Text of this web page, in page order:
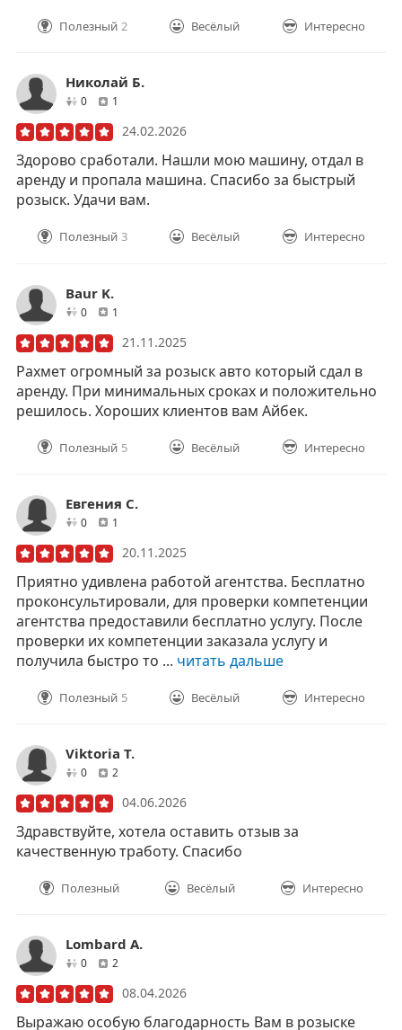
Полезный 2 Весёлый Интересно
Николай Б.
0друзей1
24.02.2026
Здорово сработали. Нашли мою машину, отдал в
аренду и пропала машина. Спасибо за быстрый
розыск. Удачи вам.
Полезный 3 Весёлый Интересно
Baur K.
0друзей1
21.11.2025
Рахмет огромный за розыск авто который сдал в
аренду. При минимальных сроках и положительно
решилось. Хороших клиентов вам Айбек.
Полезный 5 Весёлый Интересно
Евгения С.
0друзей1
20.11.2025
Приятно удивлена работой агентства. Бесплатно
проконсультировали, для проверки компетенции
агентства предоставили бесплатно услугу. После
проверки их компетенции заказала услугу и
получила быстро то ... читать дальше
Полезный 5 Весёлый Интересно
Viktoria T.
0друзей
2
04.06.2026
Здравствуйте, хотела оставить отзыв за
качественную тработу. Спасибо
Полезный Весёлый Интересно
Lombard A.
0друзей
2
08.04.2026
Выражаю особую благодарность Вам в розыске